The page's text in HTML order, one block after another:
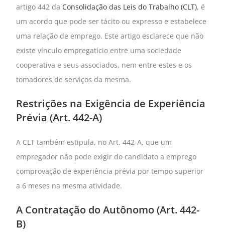
artigo 442 da Consolidação das Leis do Trabalho (CLT), é
um acordo que pode ser tácito ou expresso e estabelece
uma relação de emprego. Este artigo esclarece que não
existe vínculo empregatício entre uma sociedade
cooperativa e seus associados, nem entre estes e os
tomadores de serviços da mesma.
Restrições na Exigência de Experiência
Prévia (Art. 442-A)
A CLT também estipula, no Art. 442-A, que um
empregador não pode exigir do candidato a emprego
comprovação de experiência prévia por tempo superior
a 6 meses na mesma atividade.
A Contratação do Autônomo (Art. 442-
B)